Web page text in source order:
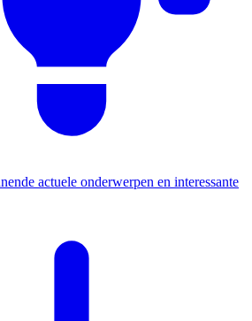
actuele onderwerpen en interessante